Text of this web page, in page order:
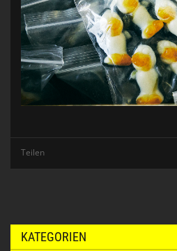
Teilen
KATEGORIEN